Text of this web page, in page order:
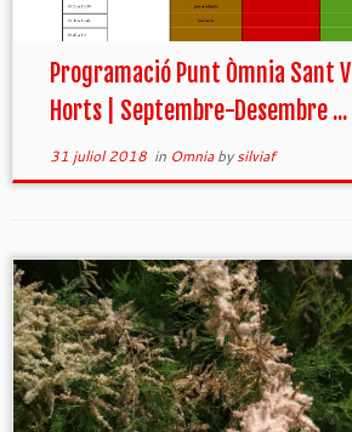
Programació Punt Òmnia Sant
Horts | Septembre-Desembre ...
31 juliol 2018in Omniabysilviaf